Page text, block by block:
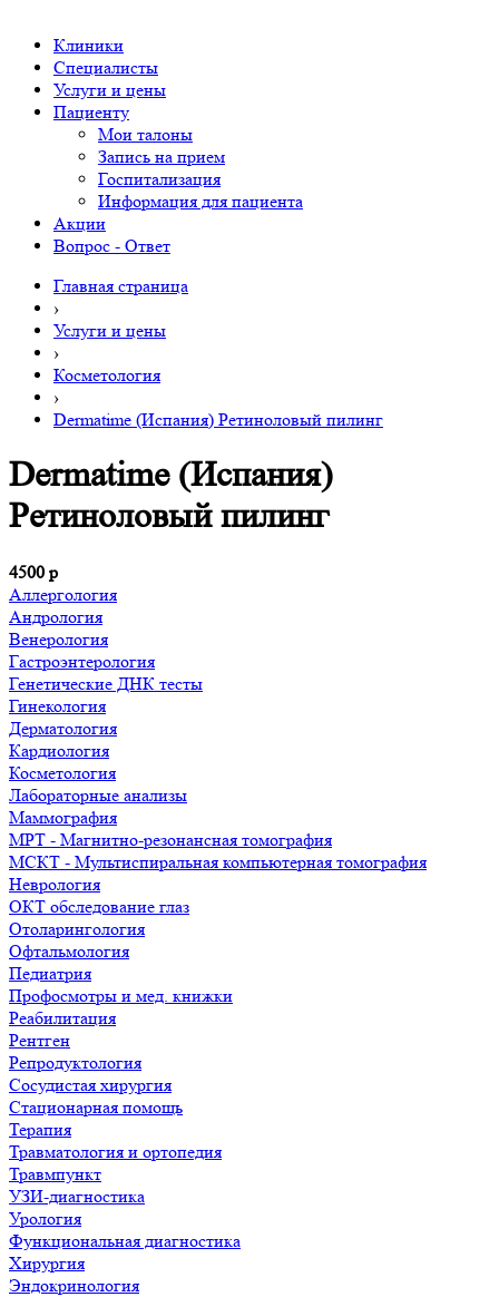
Клиники
Специалисты
Услуги и цены
Пациенту
Мои талоны
Запись на прием
Госпитализация
Информация для пациента
Акции
Вопрос - Ответ
Главная страница
›
Услуги и цены
›
Косметология
›
Dermatime (Испания) Ретиноловый пилинг
Dermatime (Испания)
Ретиноловый пилинг
4500 р
Аллергология
Андрология
Венерология
Гастроэнтерология
Генетические ДНК тесты
Гинекология
Дерматология
Кардиология
Косметология
Лабораторные анализы
Маммография
МРТ - Магнитно-резонансная томография
МСКТ - Мультиспиральная компьютерная томография
Неврология
ОКТ обследование глаз
Отоларингология
Офтальмология
Педиатрия
Профосмотры и мед. книжки
Реабилитация
Рентген
Репродуктология
Сосудистая хирургия
Стационарная помощь
Терапия
Травматология и ортопедия
Травмпункт
УЗИ-диагностика
Урология
Функциональная диагностика
Хирургия
Эндокринология